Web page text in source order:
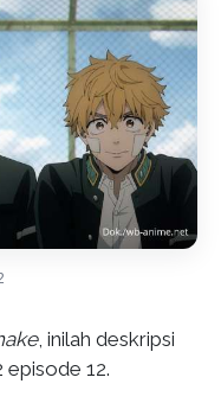
, inilah deskripsi
episode 12.